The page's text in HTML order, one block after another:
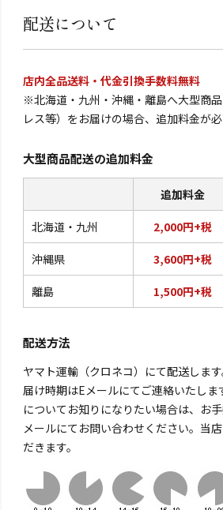
配送について
店内全品送料・代金引換手数料無料
※北海道・九州・沖縄・離島へ大型商
レス等）をお届けの場合、追加料金が必
大型商品配送の追加料金
追加料金
北海道・九州 2,000円+税
沖縄県 3,600円+税
離島 1,500円+税
配送方法
ヤマト運輸（クロネコ）にて配送しま
届け時期はEメールにてご連絡いたし
についてお知りになりたい場合は、お
メールにてお問い合わせください。当
だきます。